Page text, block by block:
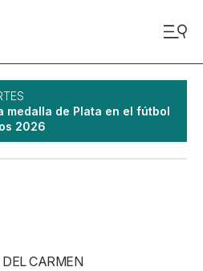
medalla de Plata en el fútbol
2026
CARMEN